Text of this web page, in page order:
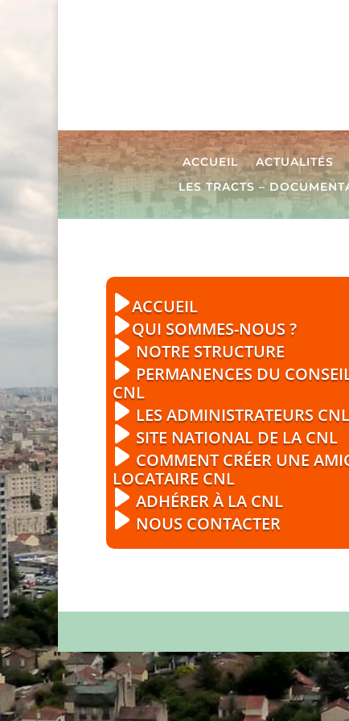
ACCUEIL ACTUALITÉS
LES TRACTS –
ACCUEIL
QUI SOMMES-NOUS ?
NOTRE STRUCTURE
PERMANENCES DU
CNL
LES ADMINISTRATEURS
SITE NATIONAL DE LA CNL
COMMENT CRÉER UNE
LOCATAIRE CNL
ADHÉRER À LA CNL
NOUS CONTACTER